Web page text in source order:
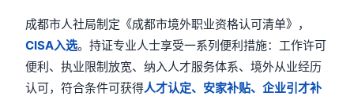
成都市人社局制定《成都市境外职业资格认可清单》，
CISA入选。持证专业人士享受一系列便利措施：工作许可
便利、执业限制放宽、纳入人才服务体系、境外从业经历
认可，符合条件可获得人才认定、安家补贴、企业引才补